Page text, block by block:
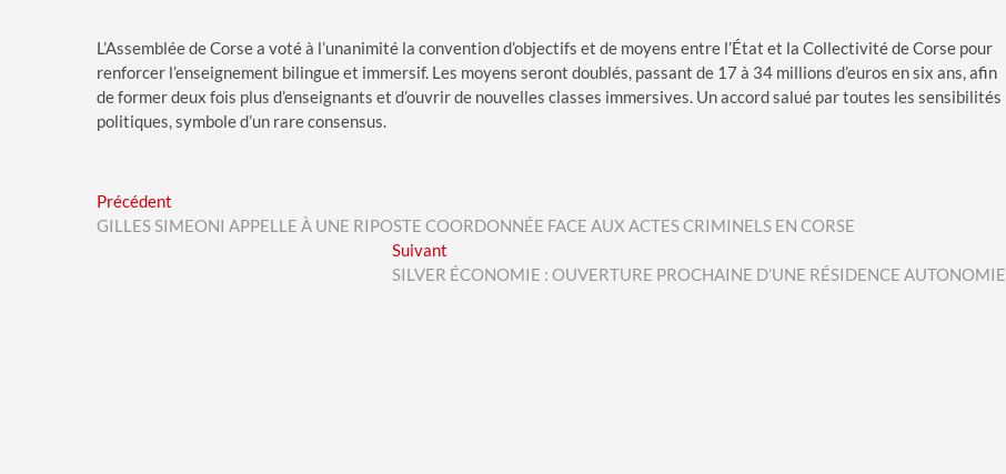
L’Assemblée de Corse a voté à l’unanimité la convention d’objectifs et de moyens entre l’État et la Collectivité de Corse pour
renforcer l’enseignement bilingue et immersif. Les moyens seront doublés, passant de 17 à 34 millions d’euros en six ans, afin
de former deux fois plus d’enseignants et d’ouvrir de nouvelles classes immersives. Un accord salué par toutes les sensibilités
politiques, symbole d’un rare consensus.
Navigation
de
Précédent
post:
GILLES SIMEONI APPELLE À UNE RIPOSTE COORDONNÉE FACE AUX ACTES CRIMINELS EN CORSE
Suivant
post:
SILVER ÉCONOMIE : OUVERTURE PROCHAINE D’UNE RÉSIDENCE AUTONOMIE